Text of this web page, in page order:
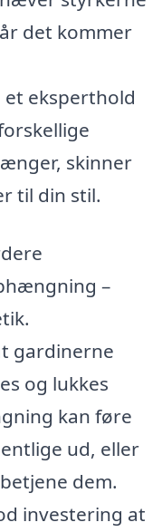
det kommer
eksperthold
skinner
til din stil.
–
gardinerne
og lukkes
kan føre
ud, eller
dem.
investering at